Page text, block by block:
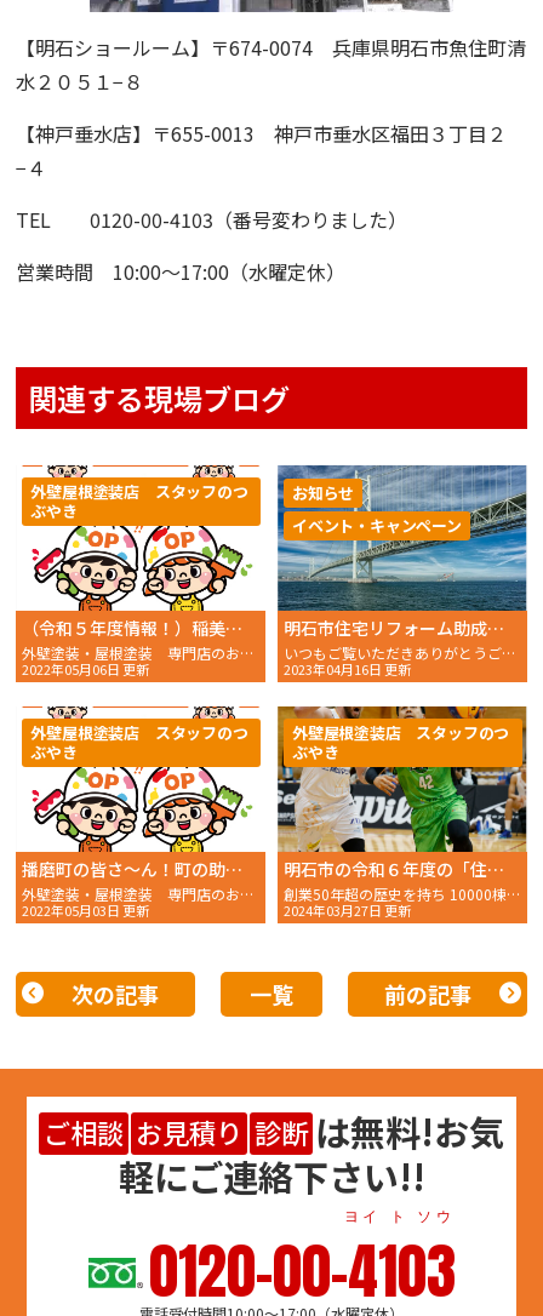
【明石ショールーム】 〒674-0074 兵庫県明石市魚住町清
水２０５１−８
【神戸垂水店】 〒655-0013 神戸市垂水区福田３丁目２
−４
TEL 0120-00-4103（番号変わりました）
営業時間 10:00〜17:00（水曜定休）
関連する現場ブログ
（令和５年度情報！）稲美町の皆さ〜ん！町の助成金で塗り替えが出来ますよ〜！！
外壁塗装・屋根塗装 専門店のおかちゃんペイントです！
2022年05月06日 更新
外壁屋根塗装店 スタッフのつ
ぶやき
明石市住宅リフォーム助成事業（令和５年度）募集スタート！
いつもご覧いただきありがとうございます。 おかちゃんペイ
2023年04月16日 更新
お知らせ
イベント・キャンペーン
播磨町の皆さ〜ん！町の助成金で塗り替えが出来ますよ！！
外壁塗装・屋根塗装 専門店のおかちゃんペイントです！
2022年05月03日 更新
外壁屋根塗装店 スタッフのつ
ぶやき
明石市の令和６年度の「住宅リフォーム助成事業」について
創業50年超の歴史を持ち 10000棟以上の施工を手掛けて
2024年03月27日 更新
外壁屋根塗装店 スタッフのつ
ぶやき
次の記事 一覧 前の記事
ご相談 お見積り 診断 は無料!お気
軽にご連絡下さい!!
0120-00-4103
ヨイ ト ソウ